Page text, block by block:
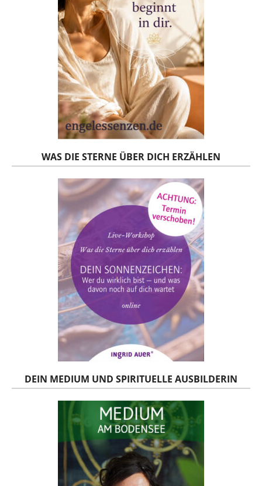
WAS DIE STERNE ÜBER DICH ERZÄHLEN
DEIN MEDIUM UND SPIRITUELLE AUSBILDERIN